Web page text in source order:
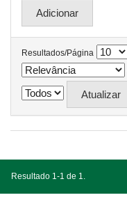
Resultados/Página
Resultado 1-1 de 1.